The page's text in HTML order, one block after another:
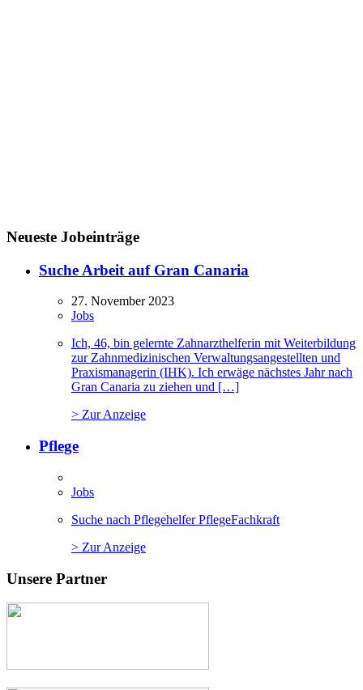
Neueste Jobeinträge
Suche Arbeit auf Gran Canaria
27. November 2023
Jobs
Ich, 46, bin gelernte Zahnarzthelferin mit Weiterbildung
zur Zahnmedizinischen Verwaltungsangestellten und
Praxismanagerin (IHK). Ich erwäge nächstes Jahr nach
Gran Canaria zu ziehen und […]
> Zur Anzeige
Pflege
Jobs
Suche nach Pflegehelfer PflegeFachkraft
> Zur Anzeige
Unsere Partner